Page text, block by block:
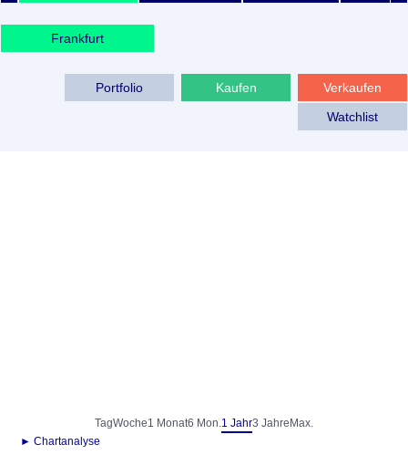
Frankfurt
Verkaufen
Kaufen
Portfolio
Watchlist
TagWoche1 Monat6 Mon.1 Jahr3 Jahre Max.
► Chartanalyse